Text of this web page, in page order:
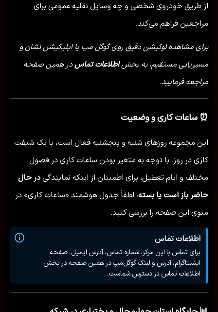
از طریق خودروی شخصی و چه وسایل نقلیه عمومی برای
مراجعین فراهم می‌کند.
برای مشاهده لوکیشن دقیق روی گوگل مپ یا اپلیکیشن نشان و
مسیریابی مستقیم، به بخشاطلاعات تماس در همین صفحه
مراجعه فرمایید.
⏰ ساعات کاری و وضعیت
این مجموعه روزهای شنبه و پنجشنبه فعال است، با یک شیفت
کاری در روز. با توجه به متغیر بودن ساعات کاری در فصول
مختلف و ایام تعطیل، برای اطمینان از اینکه نمایندگی در حال
حاضر باز است یا بسته، لطفاً جدول هوشمند «ساعات کاری» در
منوی این صفحه را بررسی کنید.
اطلاعات تماس
برای تماس با این مرکز، شماره تماس، آدرس ایمیل، صفحه
اینستاگرام، آدرس و لینک گوگل‌مپ در همین صفحه در بخش
اطلاعات تماس در دسترس شماست.